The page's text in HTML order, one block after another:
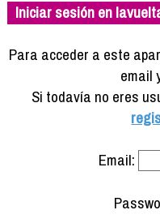
Libros
Compañeros de viaje
Info viajeros
Iniciar sesión en
Para acceder a este
email
Si todavía no eres
Email: